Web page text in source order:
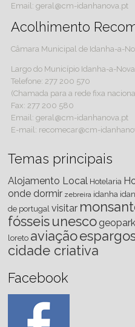
Email: geral@cm-idanhanova.pt
Acolhimento
Câmara Municipal de Idanha-a-
Largo do Município Idanha-a-Nova
Telefone: 277 200 570
(Chamada para a rede fixa
Fax: 277 200 580
Email: geral@cm-idanhanova.pt
E-mail: recomecar@cm-
Temas principais
Alojamento Local Hotelaria
onde dormir zebreira idanha
de portugal visitar
fósseisunesco geopark
loreto aviação
cidade criativa
Facebook